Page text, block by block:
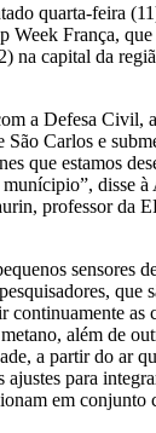
quarta-feira
Week França,
na capital da
a Defesa Civil,
Carlos e
que estamos
disse à
professor da
sensores
que
continuamente as
além de
a partir do ar
para
em conjunto